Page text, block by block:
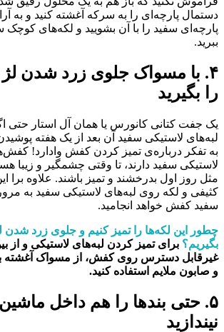
دستمال پارچه‌ای را به سرکه آغشته کنید و به
پارچه‌ای سفید را با آن بشویید و لکه‌های
ببرید.
۴. با مسواک جلوی زرد شدن
را بگیرید
یک جفت کتانی کانورس یا همان آل استار حتی
لبه‌های لاستیکی سفید آن بعد از یک هفته
به تفکر درباره‌ی تمیز کردن کفش وادارد!
لاستیکی سفید دارند، تا وقتی چشمگیر و زیبا
مثل روز اول بدرخشند و تمیز باشند. علاوه برا
کثیفی و لکه روی لبه‌های لاستیکی سفید به
سفید کفش خواهد انجامید.
چطور این لکه‌ها را تمیز کنیم و جلوی زرد شدن
بگیریم؟ برای تمیز کردن لبه‌های لاستیکی و از
غیرقابل دسترس روی کفش، از مسواک آغشته
و صابون ملایم استفاده کنید.
۵. حتی بندها را هم داخل
نیندازید